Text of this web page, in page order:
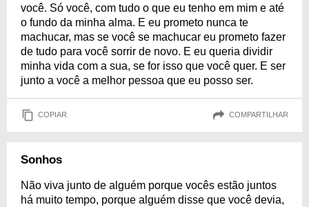
você. Só você, com tudo o que eu tenho em mim e até
o fundo da minha alma. E eu prometo nunca te
machucar, mas se você se machucar eu prometo fazer
de tudo para você sorrir de novo. E eu queria dividir
minha vida com a sua, se for isso que você quer. E ser
junto a você a melhor pessoa que eu posso ser.
COPIAR COMPARTILHAR
Sonhos
Não viva junto de alguém porque vocês estão juntos
há muito tempo, porque alguém disse que você devia,